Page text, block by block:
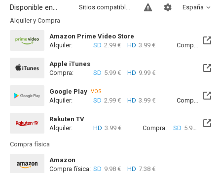
Disponible en... España
Sitios compatibles
Alquiler y Compra
Amazon Prime Video Store
Alquiler:
SD 2.99 € HD 3.99 € Compra: SD
Apple iTunes
Compra:
SD 5.99 € HD 9.99 €
Google Play VOS
Alquiler: SD 2.99 € HD 3.99 € Compra: SD
Rakuten TV
Alquiler:
HD 3.99 € Compra: SD 5.99 € HD
Compra física
Amazon
Compra física: SD 9.98 € HD 7.38 €